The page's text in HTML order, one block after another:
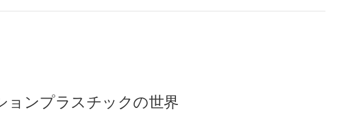
ョンプラスチックの世界